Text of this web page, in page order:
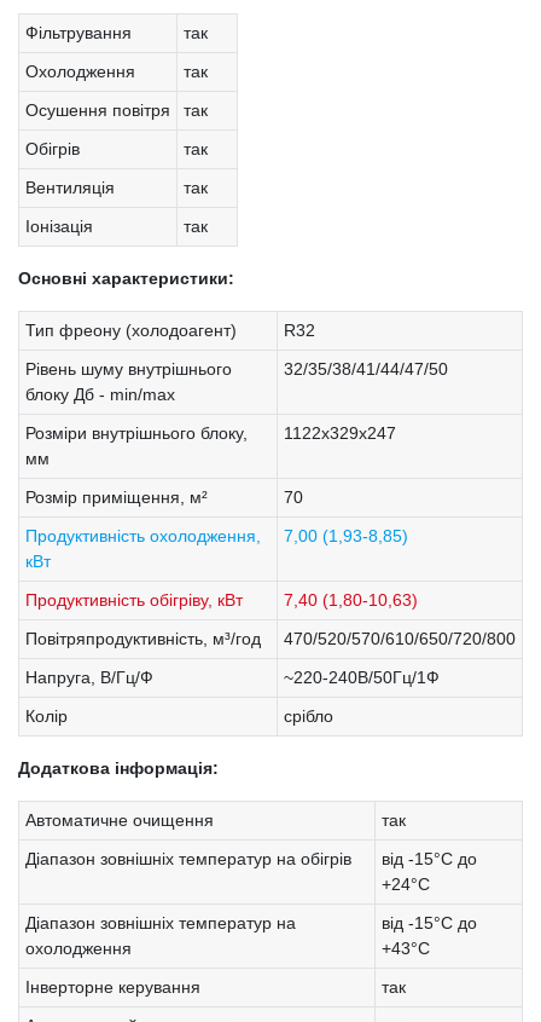
Фільтрування
так
Охолодження
так
Осушення повітря
так
Обігрів
так
Вентиляція
так
Іонізація
так
Основні характеристики:
Тип фреону (холодоагент)
R32
Рівень шуму внутрішнього
блоку Дб - min/max
32/35/38/41/44/47/50
Розміри внутрішнього блоку,
мм
1122х329х247
Розмір приміщення, м²
70
Продуктивність охолодження,
кВт
7,00 (1,93-8,85)
Продуктивність обігріву, кВт
7,40 (1,80-10,63)
Повітряпродуктивність, м³/год
470/520/570/610/650/720/800
Напруга, В/Гц/Ф
~220-240В/50Гц/1Ф
Колір
срібло
Додаткова інформація:
Автоматичне очищення
так
Діапазон зовнішніх температур на обігрів
від -15°С до
+24°С
Діапазон зовнішніх температур на
охолодження
від -15°С до
+43°С
Інверторне керування
так